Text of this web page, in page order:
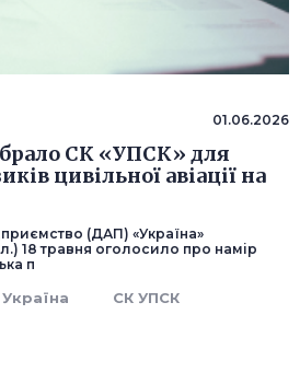
01.06.2026
СК «УПСК» для
цивільної авіації на
(ДАП) «Україна»
18 травня оголосило про намір
п
СК УПСК